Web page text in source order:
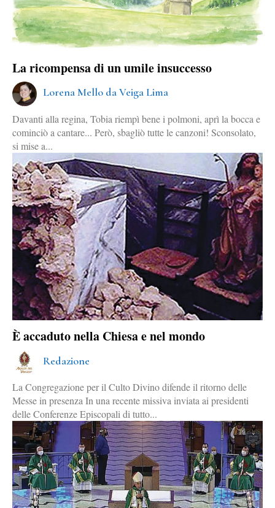
La ricompensa di un umile insuccesso
Lorena Mello da Veiga Lima
Davanti alla regina, Tobia riempì bene i polmoni, aprì la bocca e
cominciò a cantare... Però, sbagliò tutte le canzoni! Sconsolato,
si mise a...
È accaduto nella Chiesa e nel mondo
Redazione
La Congregazione per il Culto Divino difende il ritorno delle
Messe in presenza In una recente missiva inviata ai presidenti
delle Conferenze Episcopali di tutto...